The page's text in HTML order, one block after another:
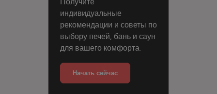
индивидуальные
рекомендации и советы по
выбору печей, бань и саун
для вашего комфорта.
Начать сейчас